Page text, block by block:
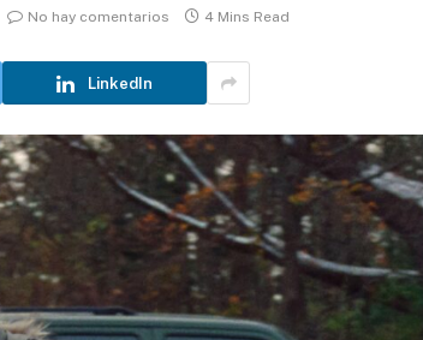
No hay comentarios 4 Mins Read
LinkedIn